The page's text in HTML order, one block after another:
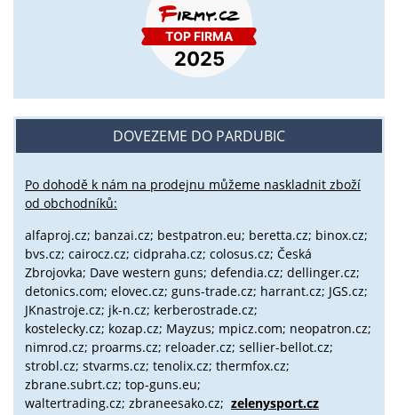
DOVEZEME DO PARDUBIC
Po dohodě k nám na prodejnu můžeme naskladnit zboží
od obchodníků:
alfaproj.cz; banzai.cz; bestpatron.eu; beretta.cz; binox.cz;
bvs.cz; cairocz.cz; cidpraha.cz; colosus.cz; Česká
Zbrojovka; Dave western guns; defendia.cz; dellinger.cz;
detonics.com; elovec.cz; guns-trade.cz; harrant.cz; JGS.cz;
JKnastroje.cz; jk-n.cz; kerberostrade.cz;
kostelecky.cz; kozap.cz; Mayzus; mpicz.com; neopatron.cz;
nimrod.cz; proarms.cz; reloader.cz; sellier-bellot.cz;
strobl.cz; stvarms.cz; tenolix.cz; thermfox.cz;
zbrane.subrt.cz; top-guns.eu;
waltertrading.cz; zbraneesako.cz; zelenysport.cz